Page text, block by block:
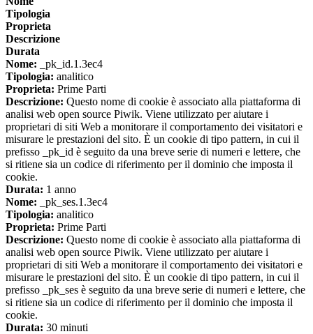
Tipologia
Proprieta
Descrizione
Durata
Nome: _pk_id.1.3ec4
Tipologia: analitico
Proprieta: Prime Parti
Descrizione: Questo nome di cookie è associato alla piattaforma di
analisi web open source Piwik. Viene utilizzato per aiutare i
proprietari di siti Web a monitorare il comportamento dei visitatori e
misurare le prestazioni del sito. È un cookie di tipo pattern, in cui il
prefisso _pk_id è seguito da una breve serie di numeri e lettere, che
si ritiene sia un codice di riferimento per il dominio che imposta il
cookie.
Durata: 1 anno
Nome: _pk_ses.1.3ec4
Tipologia: analitico
Proprieta: Prime Parti
Descrizione: Questo nome di cookie è associato alla piattaforma di
analisi web open source Piwik. Viene utilizzato per aiutare i
proprietari di siti Web a monitorare il comportamento dei visitatori e
misurare le prestazioni del sito. È un cookie di tipo pattern, in cui il
prefisso _pk_ses è seguito da una breve serie di numeri e lettere, che
si ritiene sia un codice di riferimento per il dominio che imposta il
cookie.
Durata: 30 minuti